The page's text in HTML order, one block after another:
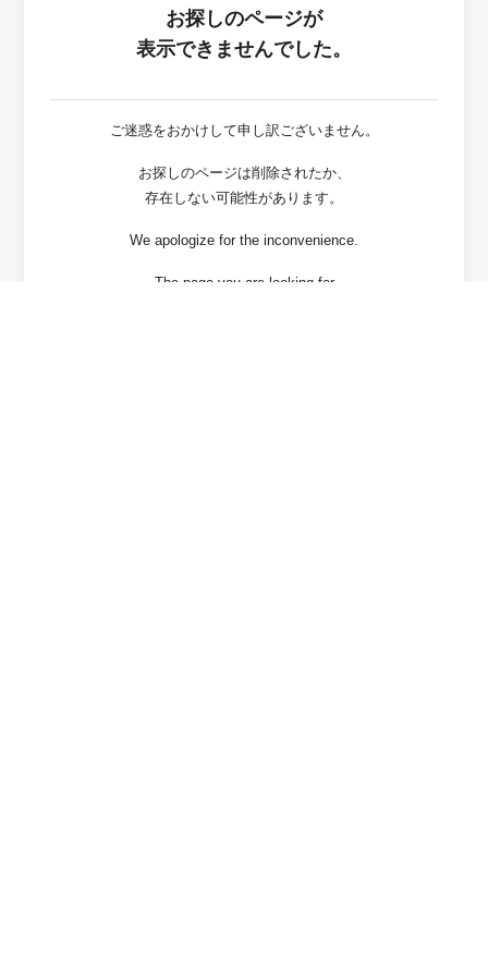
お探しのページが
表示できませんでした。
ご迷惑をおかけして申し訳ございません。
お探しのページは削除されたか、
存在しない可能性があります。
We apologize for the inconvenience.
The page you are looking for